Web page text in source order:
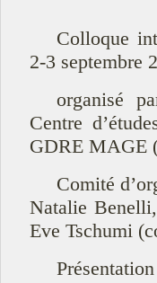
Colloque
2-3 septembre
organisé
Centre
GDRE MAGE
Comité
Natalie
Eve Tschumi